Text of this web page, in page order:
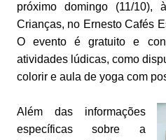
próximo domingo (11/
Crianças, no Ernesto Cafés
O evento é gratuito e
atividades lúdicas, como
colorir e aula de yoga com
Além das informações
específicas sobre a